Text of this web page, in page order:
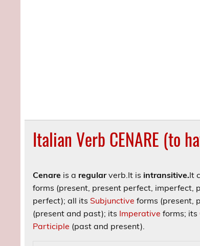
Italian Verb CENARE (to
Cenare is a regularverb.It is intransitive.It
forms (present, present perfect,
perfect); all its Subjunctive forms (present,
(present and past); its Imperative forms; its
Participle (past and present).